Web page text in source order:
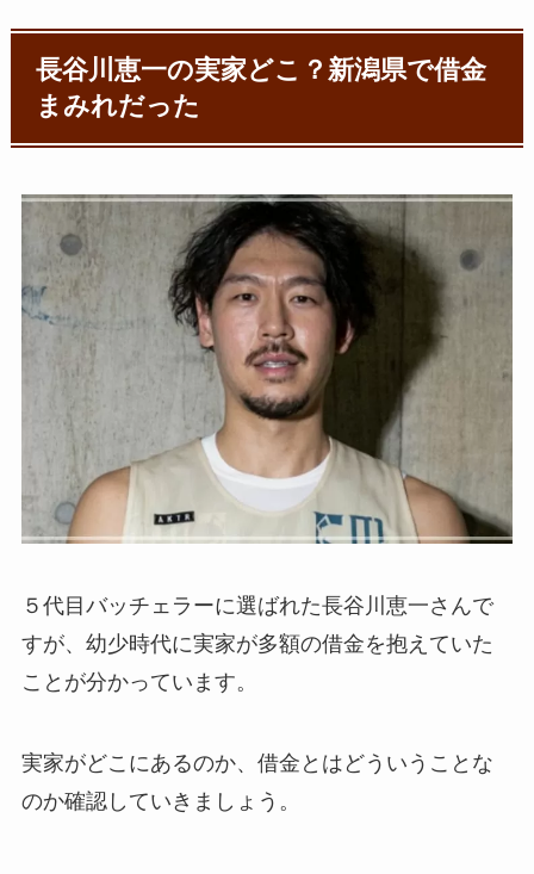
長谷川恵一の実家どこ？新潟県で借金
まみれだった
５代目バッチェラーに選ばれた長谷川恵一さんで
すが、幼少時代に実家が多額の借金を抱えていた
ことが分かっています。
実家がどこにあるのか、借金とはどういうことな
のか確認していきましょう。